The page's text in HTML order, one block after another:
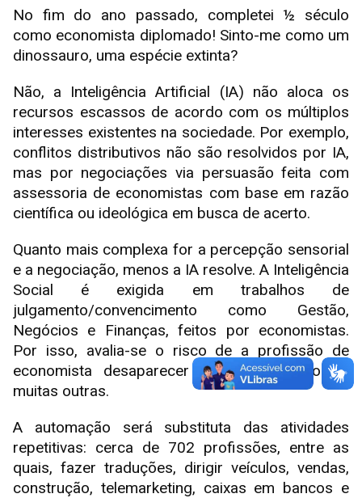
No fim do ano passado, completei ½ século
como economista diplomado! Sinto-me como um
dinossauro, uma espécie extinta?
Não, a Inteligência Artificial (IA) não aloca os
recursos escassos de acordo com os múltiplos
interesses existentes na sociedade. Por exemplo,
conflitos distributivos não são resolvidos por IA,
mas por negociações via persuasão feita com
assessoria de economistas com base em razão
científica ou ideológica em busca de acerto.
Quanto mais complexa for a percepção sensorial
e a negociação, menos a IA resolve. A Inteligência
Social é exigida em trabalhos de
julgamento/convencimento como Gestão,
Negócios e Finanças, feitos por economistas.
Por isso, avalia-se o risco de a profissão de
economista desaparecer em 43%, abaixo de
muitas outras.
A automação será substituta das atividades
repetitivas: cerca de 702 profissões, entre as
quais, fazer traduções, dirigir veículos, vendas,
construção, telemarketing, caixas em bancos e